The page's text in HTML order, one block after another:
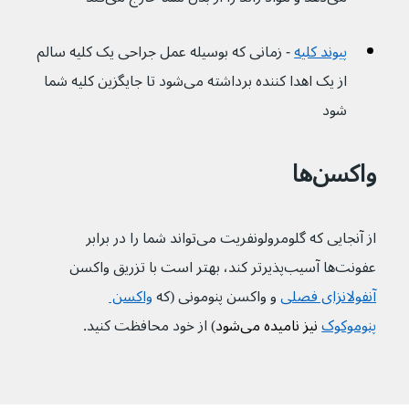
پیوند کلیه - زمانی که بوسیله عمل جراحی یک کلیه سالم
از یک اهدا کننده برداشته می‌شود تا جایگزین کلیه شما
شود
واکسن‌ها
از آنجایی که گلومرولونفریت می‌تواند شما را در برابر
عفونت‌ها آسیب‌پذیرتر کند، بهتر است با تزریق واکسن
آنفولانزای فصلیو واکسن پنومونی (که واکسن
پنوموکوک نیز نامیده می‌شود ) از خود محافظت کنید.